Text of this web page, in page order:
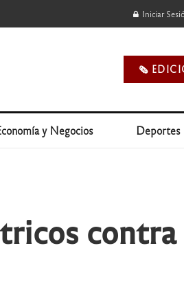
Iniciar
🗞️
y Negocios Deportes
contra